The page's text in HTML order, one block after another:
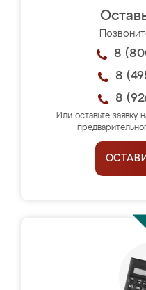
8
8
8
Или оставьте заявку